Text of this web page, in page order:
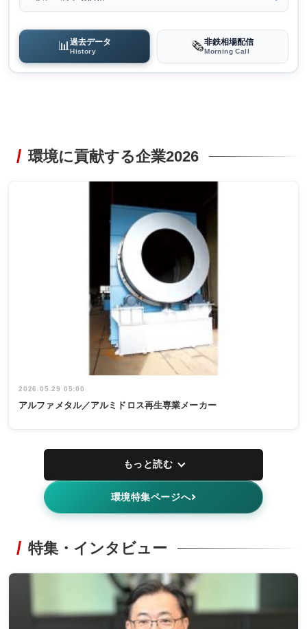
📊過去データ
History 🗞️非鉄相場配信
Morning Call
環境に貢献する企業2026
2026.05.29 05:00
アルファメタル／アルミドロス再生専業メーカー
もっと読む
環境特集ページへ
特集・インタビュー